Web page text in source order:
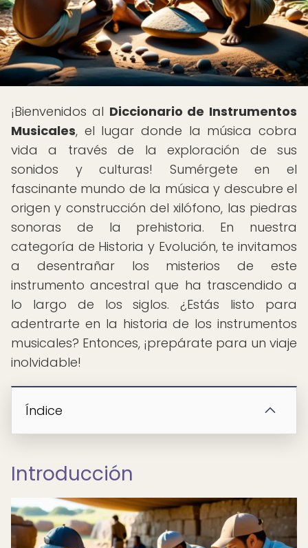
¡Bienvenidos al Diccionario de Instrumentos
Musicales, el lugar donde la música cobra
vida a través de la exploración de sus
sonidos y culturas! Sumérgete en el
fascinante mundo de la música y descubre el
origen y construcción del xilófono, las piedras
sonoras de la prehistoria. En nuestra
categoría de Historia y Evolución, te invitamos
a desentrañar los misterios de este
instrumento ancestral que ha trascendido a
lo largo de los siglos. ¿Estás listo para
adentrarte en la historia de los instrumentos
musicales? Entonces, ¡prepárate para un viaje
inolvidable!
Índice
Introducción